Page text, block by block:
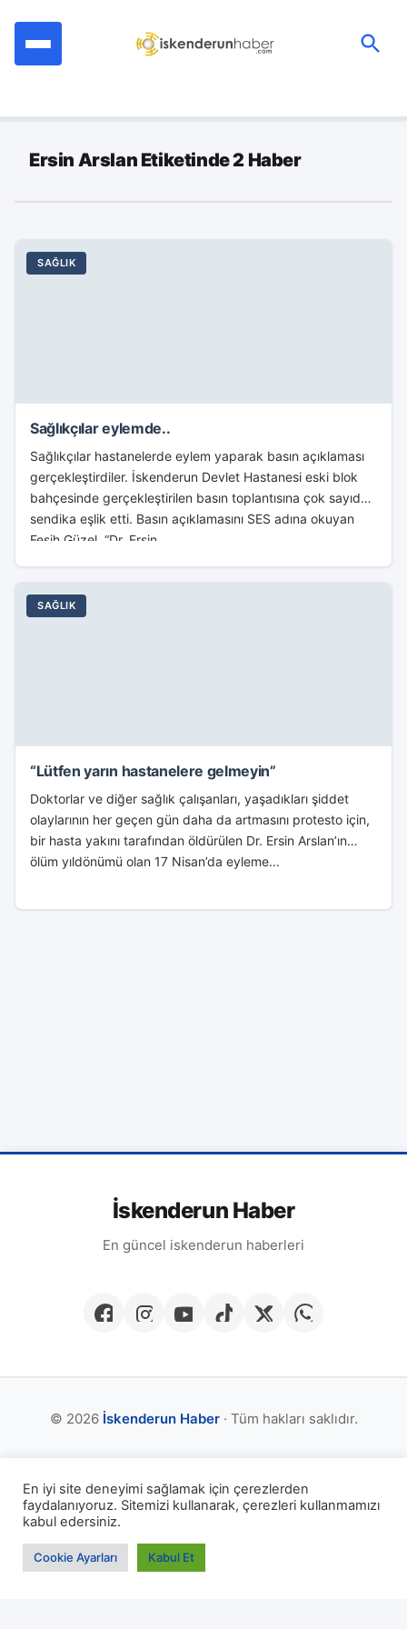
Ersin Arslan Etiketinde 2 Haber
SAĞLIK
Sağlıkçılar eylemde..
Sağlıkçılar hastanelerde eylem yaparak basın açıklaması
gerçekleştirdiler. İskenderun Devlet Hastanesi eski blok
bahçesinde gerçekleştirilen basın toplantısına çok sayıda
sendika eşlik etti. Basın açıklamasını SES adına okuyan
Fesih Güzel, “Dr. Ersin...
SAĞLIK
“Lütfen yarın hastanelere gelmeyin”
Doktorlar ve diğer sağlık çalışanları, yaşadıkları şiddet
olaylarının her geçen gün daha da artmasını protesto için,
bir hasta yakını tarafından öldürülen Dr. Ersin Arslan’ın
ölüm yıldönümü olan 17 Nisan’da eyleme...
İskenderun Haber
En güncel iskenderun haberleri
© 2026 İskenderun Haber· Tüm hakları saklıdır.
KVKK Aydınlatma Metni
Kullanım Şartları
En iyi site deneyimi sağlamak için çerezlerden
faydalanıyoruz. Sitemizi kullanarak, çerezleri kullanmamızı
kabul edersiniz.
Cookie Ayarları Kabul Et